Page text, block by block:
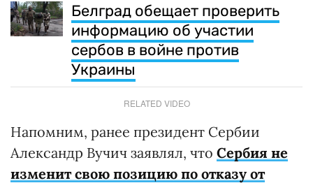
Белград обещает проверить
информацию об участии
сербов в войне против
Украины
RELATED VIDEO
Напомним, ранее президент Сербии
Александр Вучич заявлял, что Сербия не
изменит свою позицию по отказу от